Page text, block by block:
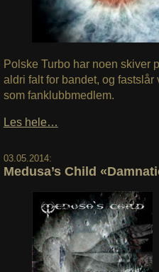
Polske Turbo har noen skiver
aldri falt for bandet, og fastslår
som fanklubbmedlem.
Les hele…
03.05.2014:
Medusa’s Child